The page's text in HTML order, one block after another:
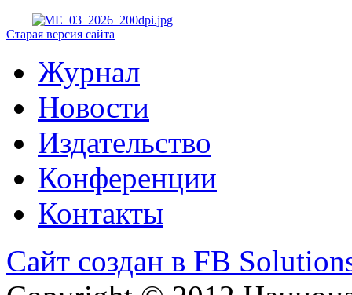
Старая версия сайта
Журнал
Новости
Издательство
Конференции
Контакты
Сайт создан в FB